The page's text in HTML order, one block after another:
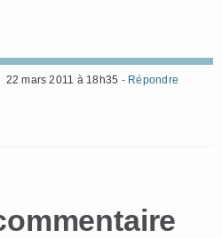
22 mars 2011 à 18h35 - Répondre